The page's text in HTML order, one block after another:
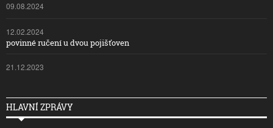
09.08.2024
12.02.2024
povinné ručení u dvou pojišťoven
21.12.2023
HLAVNÍ ZPRÁVY